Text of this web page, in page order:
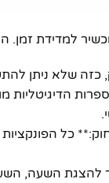
למדידת זמן.
כזה שלא ניתן
כל הפונקציות
להצגת השעה,